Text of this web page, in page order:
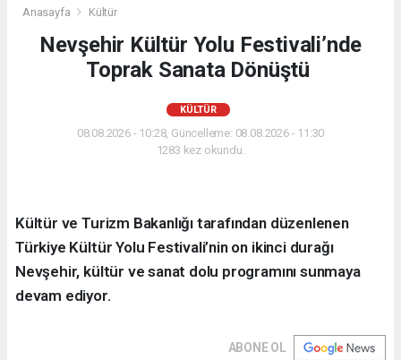
Anasayfa Kültür
Nevşehir Kültür Yolu Festivali’nde
Toprak Sanata Dönüştü
KÜLTÜR
08.08.2026 - 10:28, Güncelleme: 08.08.2026 - 11:30
1283 kez okundu.
Kültür ve Turizm Bakanlığı tarafından düzenlenen
Türkiye Kültür Yolu Festivali’nin on ikinci durağı
Nevşehir, kültür ve sanat dolu programını sunmaya
devam ediyor.
ABONE OL